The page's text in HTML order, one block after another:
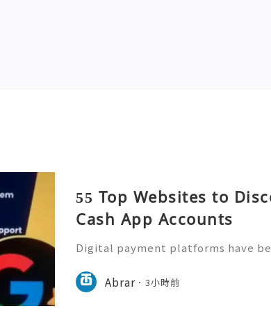
55 Top Websites to
Cash App Accounts
Digital payment platforms have
features for sending and
secure and properly ver
Abrar 3小時前